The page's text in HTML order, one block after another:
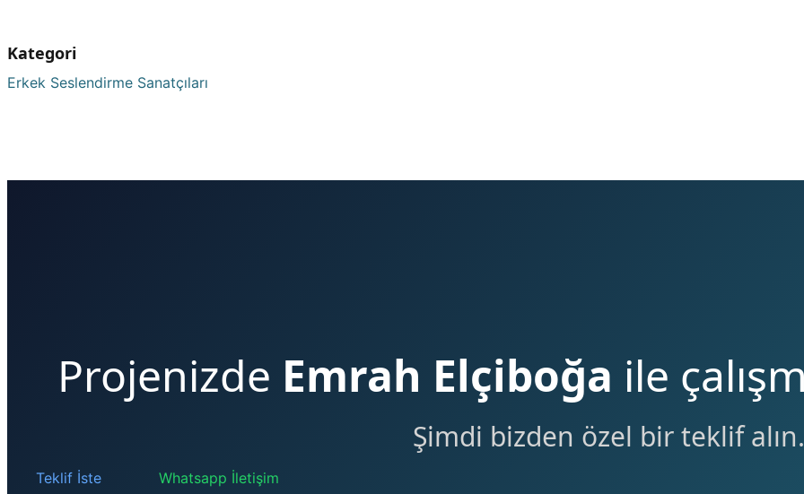
Kategori
Erkek Seslendirme Sanatçıları
Projenizde Emrah Elçiboğa ile
Şimdi bizden özel bir teklif alın.
Teklif İste Whatsapp İletişim